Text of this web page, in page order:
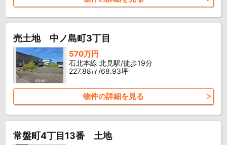
売土地 中ノ島町3丁目
570万円
石北本線 北見駅/徒歩19分
227.88㎡/68.93坪
物件の詳細を見る
常盤町4丁目13番 土地